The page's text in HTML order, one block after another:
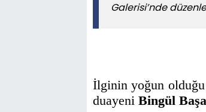
Galerisi’nde
İlginin yoğun olduğu
duayeni Bingül